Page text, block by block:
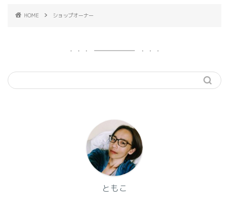
HOME ショップオーナー
ともこ